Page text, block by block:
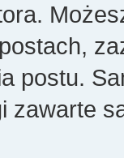
postu.
zawarte